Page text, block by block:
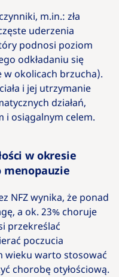
m.in.: zła
uderzenia
podnosi poziom
odkładaniu się
w okolicach brzucha).
i jej utrzymanie
działań,
i osiągalnym celem.
w okresie
menopauzie
NFZ wynika, że ponad
a ok. 23% choruje
przekreślać
poczucia
wieku warto stosować
chorobę otyłościową.